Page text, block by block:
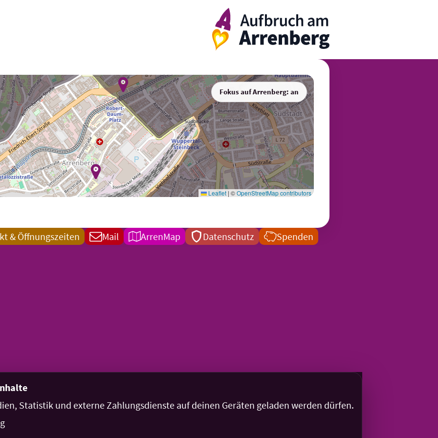
ArrenbergApp
Leaflet | ©OpenStreetMap contributors
Fokus auf Arrenberg: an
& Öffnungszeiten Mail ArrenMap Datenschutz Spenden
Statistik und externe Zahlungsdienste auf deinen Geräten geladen werden dürfen.